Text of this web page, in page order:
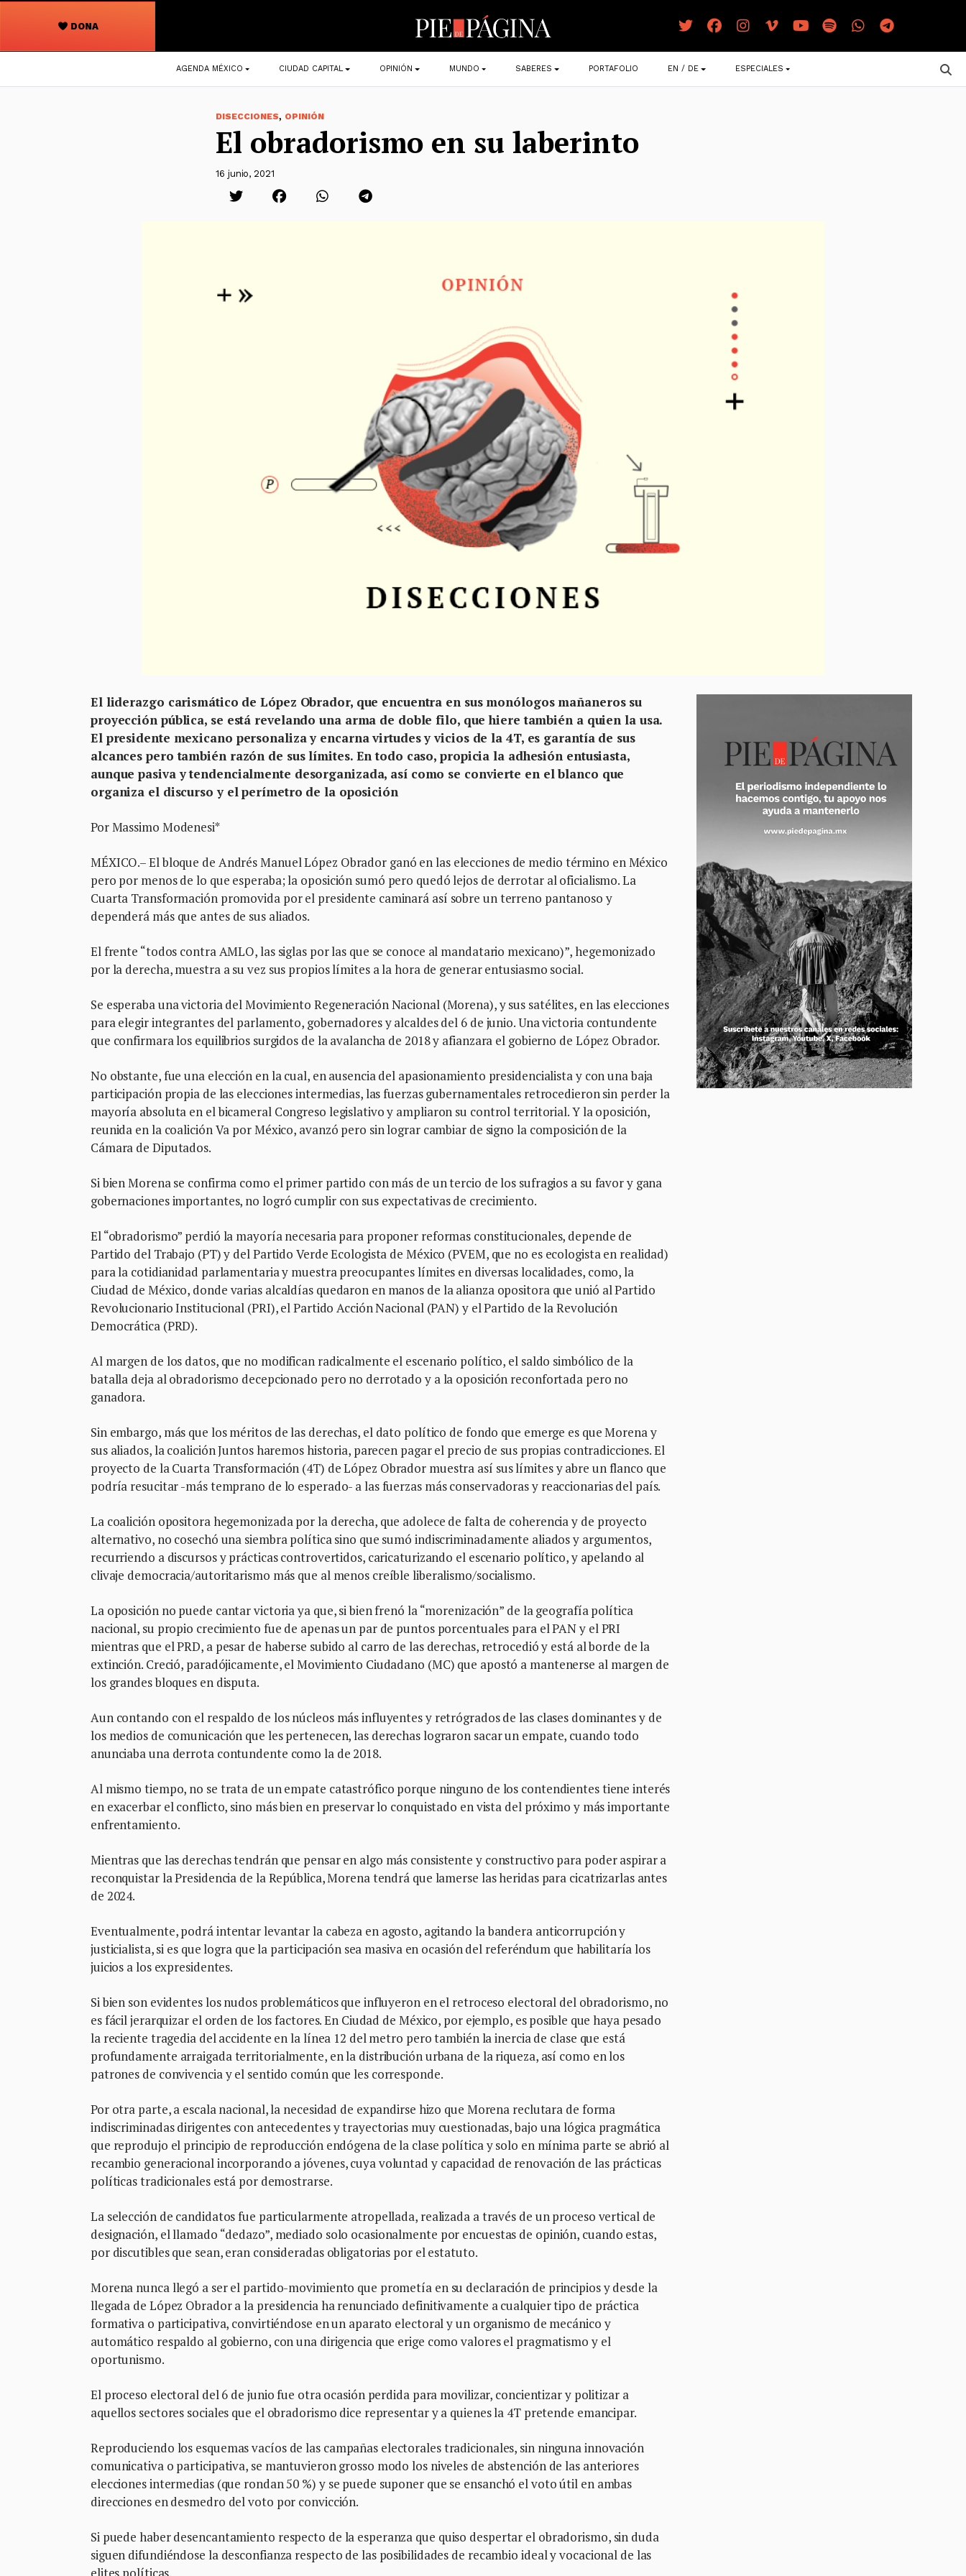
DONA
Navegación
principal
AGENDA MÉXICO CIUDAD CAPITAL OPINIÓN MUNDO SABERES PORTAFOLIO EN / DE ESPECIALES
DISECCIONES, OPINIÓN
El obradorismo en su laberinto
16 junio, 2021
El liderazgo carismático de López Obrador, que encuentra en sus monólogos mañaneros su
proyección pública, se está revelando una arma de doble filo, que hiere también a quien la usa.
El presidente mexicano personaliza y encarna virtudes y vicios de la 4T, es garantía de sus
alcances pero también razón de sus límites. En todo caso, propicia la adhesión entusiasta,
aunque pasiva y tendencialmente desorganizada, así como se convierte en el blanco que
organiza el discurso y el perímetro de la oposición
Por Massimo Modenesi*
MÉXICO.– El bloque de Andrés Manuel López Obrador ganó en las elecciones de medio término en México
pero por menos de lo que esperaba; la oposición sumó pero quedó lejos de derrotar al oficialismo. La
Cuarta Transformación promovida por el presidente caminará así sobre un terreno pantanoso y
dependerá más que antes de sus aliados.
El frente “todos contra AMLO, las siglas por las que se conoce al mandatario mexicano)”, hegemonizado
por la derecha, muestra a su vez sus propios límites a la hora de generar entusiasmo social.
Se esperaba una victoria del Movimiento Regeneración Nacional (Morena), y sus satélites, en las elecciones
para elegir integrantes del parlamento, gobernadores y alcaldes del 6 de junio. Una victoria contundente
que confirmara los equilibrios surgidos de la avalancha de 2018 y afianzara el gobierno de López Obrador.
No obstante, fue una elección en la cual, en ausencia del apasionamiento presidencialista y con una baja
participación propia de las elecciones intermedias, las fuerzas gubernamentales retrocedieron sin perder la
mayoría absoluta en el bicameral Congreso legislativo y ampliaron su control territorial. Y la oposición,
reunida en la coalición Va por México, avanzó pero sin lograr cambiar de signo la composición de la
Cámara de Diputados.
Si bien Morena se confirma como el primer partido con más de un tercio de los sufragios a su favor y gana
gobernaciones importantes, no logró cumplir con sus expectativas de crecimiento.
El “obradorismo” perdió la mayoría necesaria para proponer reformas constitucionales, depende de
Partido del Trabajo (PT) y del Partido Verde Ecologista de México (PVEM, que no es ecologista en realidad)
para la cotidianidad parlamentaria y muestra preocupantes límites en diversas localidades, como, la
Ciudad de México, donde varias alcaldías quedaron en manos de la alianza opositora que unió al Partido
Revolucionario Institucional (PRI), el Partido Acción Nacional (PAN) y el Partido de la Revolución
Democrática (PRD).
Al margen de los datos, que no modifican radicalmente el escenario político, el saldo simbólico de la
batalla deja al obradorismo decepcionado pero no derrotado y a la oposición reconfortada pero no
ganadora.
Sin embargo, más que los méritos de las derechas, el dato político de fondo que emerge es que Morena y
sus aliados, la coalición Juntos haremos historia, parecen pagar el precio de sus propias contradicciones. El
proyecto de la Cuarta Transformación (4T) de López Obrador muestra así sus límites y abre un flanco que
podría resucitar -más temprano de lo esperado- a las fuerzas más conservadoras y reaccionarias del país.
La coalición opositora hegemonizada por la derecha, que adolece de falta de coherencia y de proyecto
alternativo, no cosechó una siembra política sino que sumó indiscriminadamente aliados y argumentos,
recurriendo a discursos y prácticas controvertidos, caricaturizando el escenario político, y apelando al
clivaje democracia/autoritarismo más que al menos creíble liberalismo/socialismo.
La oposición no puede cantar victoria ya que, si bien frenó la “morenización” de la geografía política
nacional, su propio crecimiento fue de apenas un par de puntos porcentuales para el PAN y el PRI
mientras que el PRD, a pesar de haberse subido al carro de las derechas, retrocedió y está al borde de la
extinción. Creció, paradójicamente, el Movimiento Ciudadano (MC) que apostó a mantenerse al margen de
los grandes bloques en disputa.
Aun contando con el respaldo de los núcleos más influyentes y retrógrados de las clases dominantes y de
los medios de comunicación que les pertenecen, las derechas lograron sacar un empate, cuando todo
anunciaba una derrota contundente como la de 2018.
Al mismo tiempo, no se trata de un empate catastrófico porque ninguno de los contendientes tiene interés
en exacerbar el conflicto, sino más bien en preservar lo conquistado en vista del próximo y más importante
enfrentamiento.
Mientras que las derechas tendrán que pensar en algo más consistente y constructivo para poder aspirar a
reconquistar la Presidencia de la República, Morena tendrá que lamerse las heridas para cicatrizarlas antes
de 2024.
Eventualmente, podrá intentar levantar la cabeza en agosto, agitando la bandera anticorrupción y
justicialista, si es que logra que la participación sea masiva en ocasión del referéndum que habilitaría los
juicios a los expresidentes.
Si bien son evidentes los nudos problemáticos que influyeron en el retroceso electoral del obradorismo, no
es fácil jerarquizar el orden de los factores. En Ciudad de México, por ejemplo, es posible que haya pesado
la reciente tragedia del accidente en la línea 12 del metro pero también la inercia de clase que está
profundamente arraigada territorialmente, en la distribución urbana de la riqueza, así como en los
patrones de convivencia y el sentido común que les corresponde.
Por otra parte, a escala nacional, la necesidad de expandirse hizo que Morena reclutara de forma
indiscriminadas dirigentes con antecedentes y trayectorias muy cuestionadas, bajo una lógica pragmática
que reprodujo el principio de reproducción endógena de la clase política y solo en mínima parte se abrió al
recambio generacional incorporando a jóvenes, cuya voluntad y capacidad de renovación de las prácticas
políticas tradicionales está por demostrarse.
La selección de candidatos fue particularmente atropellada, realizada a través de un proceso vertical de
designación, el llamado “dedazo”, mediado solo ocasionalmente por encuestas de opinión, cuando estas,
por discutibles que sean, eran consideradas obligatorias por el estatuto.
Morena nunca llegó a ser el partido-movimiento que prometía en su declaración de principios y desde la
llegada de López Obrador a la presidencia ha renunciado definitivamente a cualquier tipo de práctica
formativa o participativa, convirtiéndose en un aparato electoral y un organismo de mecánico y
automático respaldo al gobierno, con una dirigencia que erige como valores el pragmatismo y el
oportunismo.
El proceso electoral del 6 de junio fue otra ocasión perdida para movilizar, concientizar y politizar a
aquellos sectores sociales que el obradorismo dice representar y a quienes la 4T pretende emancipar.
Reproduciendo los esquemas vacíos de las campañas electorales tradicionales, sin ninguna innovación
comunicativa o participativa, se mantuvieron grosso modo los niveles de abstención de las anteriores
elecciones intermedias (que rondan 50 %) y se puede suponer que se ensanchó el voto útil en ambas
direcciones en desmedro del voto por convicción.
Si puede haber desencantamiento respecto de la esperanza que quiso despertar el obradorismo, sin duda
siguen difundiéndose la desconfianza respecto de las posibilidades de recambio ideal y vocacional de las